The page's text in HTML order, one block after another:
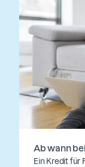
Ab wann
Ein Kredit für